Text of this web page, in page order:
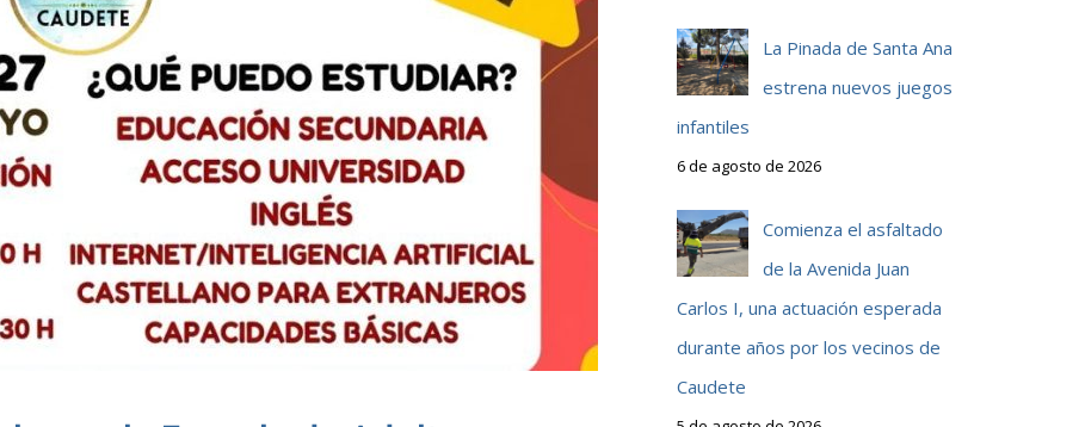
La Pinada de Santa Ana
estrena nuevos juegos
infantiles
6 de agosto de 2026
Comienza el asfaltado
de la Avenida Juan
Carlos I, una actuación esperada
durante años por los vecinos de
Caudete